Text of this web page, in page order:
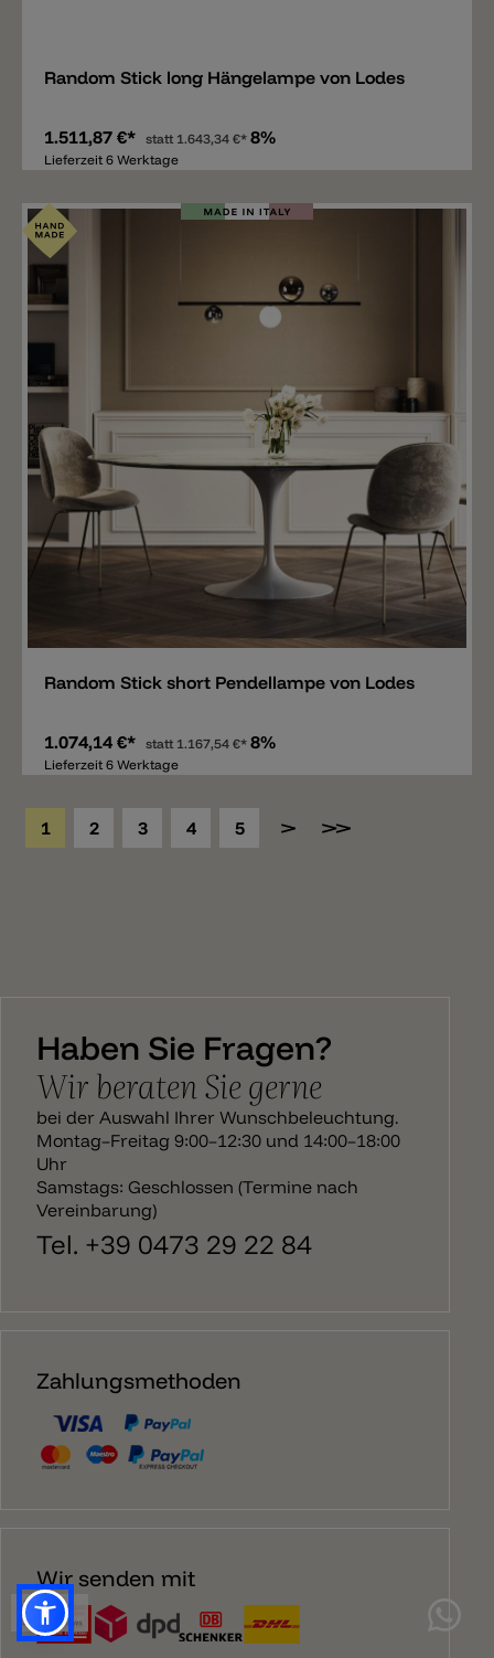
Random Stick long Hängelampe von Lodes
1.511,87 €* statt 1.643,34 €* 8%
Lieferzeit 6 Werktage
Random Stick short Pendellampe von Lodes
1.074,14 €* statt 1.167,54 €* 8%
Lieferzeit 6 Werktage
1 2 3 4 5
Haben Sie Fragen?
Wir beraten Sie gerne
bei der Auswahl Ihrer Wunschbeleuchtung.
Montag–Freitag 9:00–12:30 und 14:00–18:00
Uhr
Samstags: Geschlossen (Termine nach
Vereinbarung)
Tel. +39 0473 29 22 84
Zahlungsmethoden
Wir senden mit